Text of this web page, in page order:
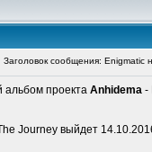
Заголовок сообщения: Enigmatic
альбом проекта Anhidema -
Journey выйдет